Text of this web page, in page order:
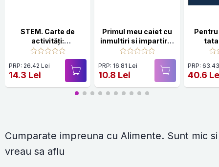
STEM. Carte de
activități:
Matematică
PRP: 26.42 Lei
14.3 Lei
Primul meu caiet cu
inmultiri si impartiri -
Clasa 2
PRP: 16.81 Lei
10.8 Lei
PRP:
40.6
Cumparate impreuna cu Alimente. Sunt mic si
vreau sa aflu